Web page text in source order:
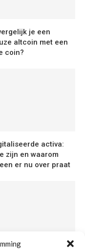
je een
altcoin met een
coin?
activa:
zijn en waarom
er nu over praat